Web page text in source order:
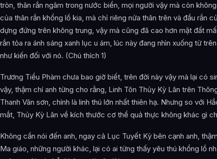
tròn, thân rắn ngâm trong nước biển, mọi người vậy mà còn
của thân rắn khổng lồ kia, mà chỉ riêng nửa thân trên và đầu rắn
dựng đứng trên không trung, vậy mà cũng đã cao hơn mặt đất
rắn tỏa ra ánh sáng xanh lục u ám, lúc này đang nhìn xuống từ
như kiến đối với nó. (Chú thích 1)
Trương Tiểu Phàm chưa bao giờ biết, trên đời này vậy mà lại có
vậy, thậm chí anh từng cho rằng, Linh Tôn Thủy Kỳ Lân trên
Thanh Vân sơn, chính là linh thú lớn nhất thiên hạ. Nhưng so với
mắt, Thủy Kỳ Lân về kích thước cơ thể quả thực không khác gì
Không cần nói đến anh, ngay cả Lục Tuyết Kỳ bên cạnh anh,
Ma giáo, những người khác, lại có ai từng thấy yêu thú khổng lồ